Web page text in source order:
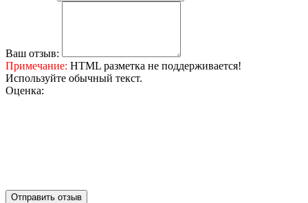
Ваш отзыв:
Примечание: HTML разметка не поддерживается!
Используйте обычный текст.
Оценка:
Отправить отзыв